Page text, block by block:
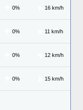
0% 16 km/h
0% 11 km/h
0% 12 km/h
0% 15 km/h